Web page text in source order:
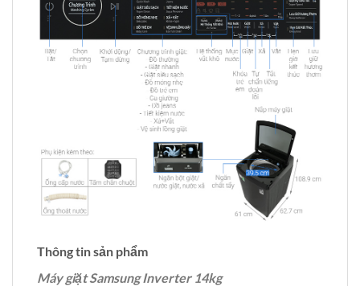
Thông tin sản phẩm
Máy giặt Samsung Inverter 14kg